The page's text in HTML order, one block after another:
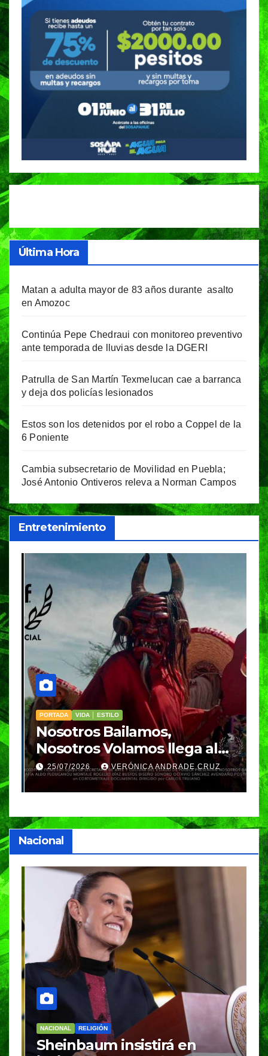
Última Hora
Matan a adulta mayor de 83 años durante asalto
en Amozoc
Continúa Pepe Chedraui con monitoreo preventivo
ante temporada de lluvias desde la DGERI
Patrulla de San Martín Texmelucan cae a barranca
y deja dos policías lesionados
Estos son los detenidos por el robo a Coppel de la
6 Poniente
Cambia subsecretario de Movilidad en Puebla;
José Antonio Ontiveros releva a Norman Campos
Entretenimiento
PORTADA VIDA │ ESTILO
Nosotros Bailamos,
Nosotros Volamos llega al
GIFF
25/07/2026 VERÓNICA ANDRADE CRUZ
Nacional
NACIONAL RELIGIÓN
Sheinbaum insistirá en